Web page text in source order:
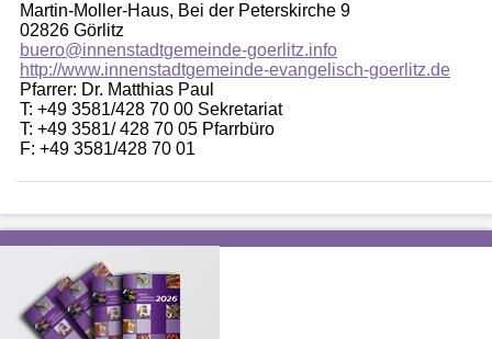
Martin-Moller-Haus, Bei der Peterskirche 9
02826 Görlitz
buero@innenstadtgemeinde-goerlitz.info
http://www.innenstadtgemeinde-evangelisch-goerlitz.de
Pfarrer: Dr. Matthias Paul
T: +49 3581/428 70 00 Sekretariat
T: +49 3581/ 428 70 05 Pfarrbüro
F: +49 3581/428 70 01